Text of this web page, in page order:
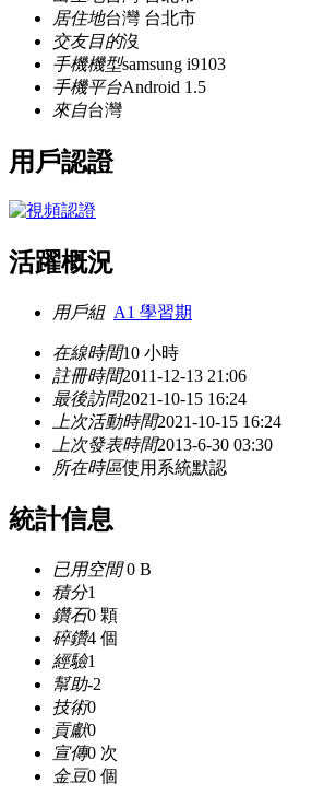
居住地台灣 台北市
交友目的沒
手機機型samsung i9103
手機平台Android 1.5
來自台灣
用戶認證
活躍概況
用戶組 A1 學習期
在線時間10 小時
註冊時間2011-12-13 21:06
最後訪問2021-10-15 16:24
上次活動時間2021-10-15 16:24
上次發表時間2013-6-30 03:30
所在時區使用系統默認
統計信息
已用空間0 B
積分1
鑽石0 顆
碎鑽4 個
經驗1
幫助-2
技術0
貢獻0
宣傳0 次
金豆0 個